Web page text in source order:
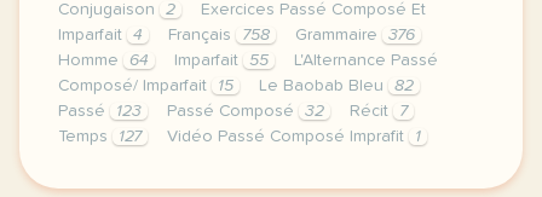
Conjugaison
2
Exercices Passé Composé Et
Imparfait
4 Français 758 Grammaire
376
Homme
64 Imparfait 55
L'Alternance Passé
Composé/ Imparfait
15 Le Baobab Bleu
82
Passé
123 Passé Composé 32 Récit
7
Temps
127 Vidéo Passé Composé Imprafit 1
image pixabay comcette derniere semaine de